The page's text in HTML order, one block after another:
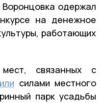
Воронцовка одержал
на денежное
работающих
связанных с
силами местного
парк усадьбы